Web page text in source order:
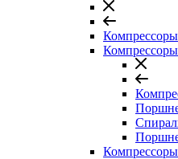
Компрессоры